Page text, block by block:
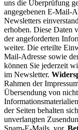
uns die Überprüfung
angegebenen E-Mail-
Newsletters
erhoben. Diese Daten
der angeforderten
weiter. Die erteilte
Mail-Adresse sowie
können Sie jederzeit
im Newsletter.
Rahmen der
Übersendung von
der Seiten behalten
unverlangten
Spam-E-Mails, vor.